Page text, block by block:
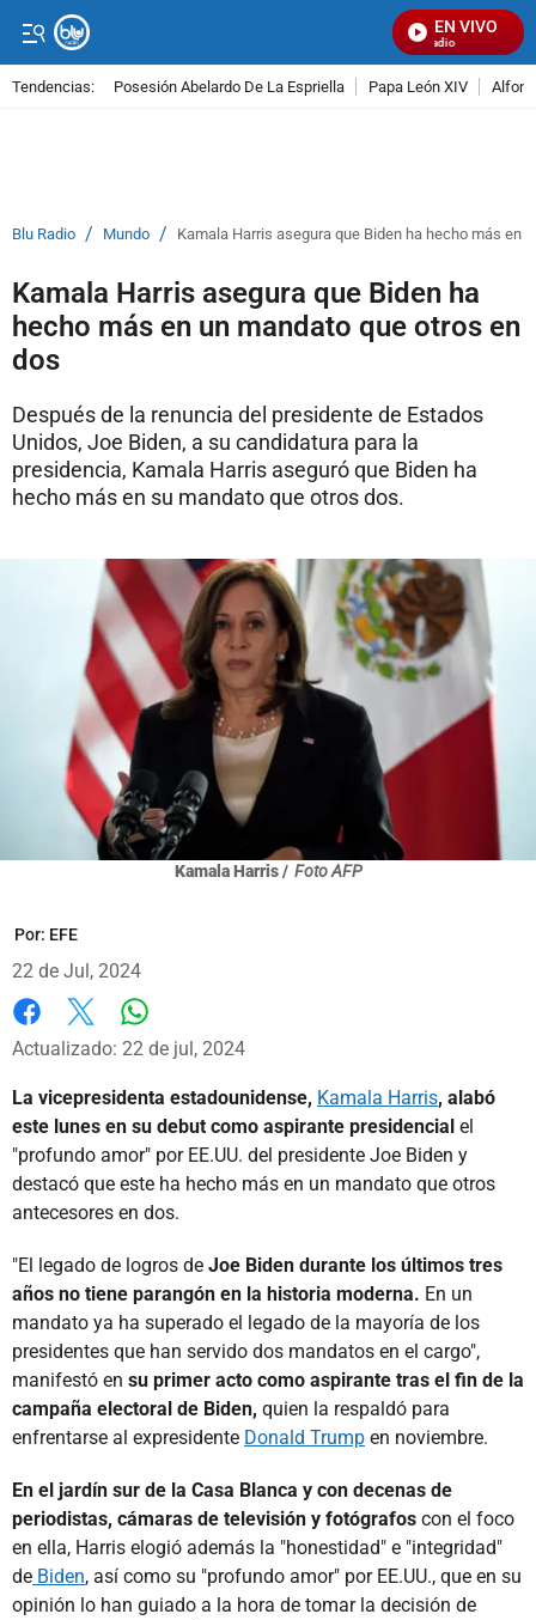
EN VIVO
Señal Visual Radio
Tendencias: Posesión Abelardo De La Espriella Papa León XIV
Blu Radio / Mundo / Kamala Harris asegura que Biden ha hecho más en
Kamala Harris asegura que Biden ha
hecho más en un mandato que otros en
dos
Después de la renuncia del presidente de Estados
Unidos, Joe Biden, a su candidatura para la
presidencia, Kamala Harris aseguró que Biden ha
hecho más en su mandato que otros dos.
Kamala Harris / Foto AFP
Por: EFE
22 de Jul, 2024
Facebook
X
Actualizado: 22 de jul, 2024
La vicepresidenta estadounidense, Kamala Harris, alabó
este lunes en su debut como aspirante presidencial el
"profundo amor" por EE.UU. del presidente Joe Biden y
destacó que este ha hecho más en un mandato que otros
antecesores en dos.
"El legado de logros de Joe Biden durante los últimos tres
años no tiene parangón en la historia moderna. En un
mandato ya ha superado el legado de la mayoría de los
presidentes que han servido dos mandatos en el cargo",
manifestó en su primer acto como aspirante tras el fin de la
campaña electoral de Biden, quien la respaldó para
enfrentarse al expresidente Donald Trump en noviembre.
En el jardín sur de la Casa Blanca y con decenas de
periodistas, cámaras de televisión y fotógrafos con el foco
en ella, Harris elogió además la "honestidad" e "integridad"
de Biden, así como su "profundo amor" por EE.UU., que en su
opinión lo han guiado a la hora de tomar la decisión de